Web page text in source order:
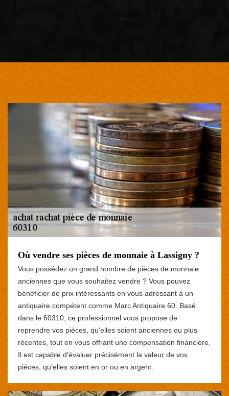
Où vendre ses pièces de monnaie à Lassigny ?
Vous possédez un grand nombre de pièces de monnaie
anciennes que vous souhaitez vendre ? Vous pouvez
bénéficier de prix intéressants en vous adressant à un
antiquaire compétent comme Marc Antiquaire 60. Basé
dans le 60310, ce professionnel vous propose de
reprendre vos pièces, qu'elles soient anciennes ou plus
récentes, tout en vous offrant une compensation financière.
Il est capable d'évaluer précisément la valeur de vos
pièces, qu'elles soient en or ou en argent.